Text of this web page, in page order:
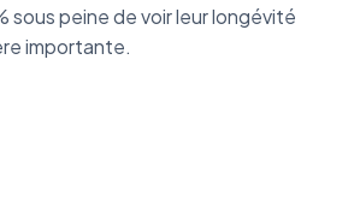
sous peine de voir leur longévité
importante.